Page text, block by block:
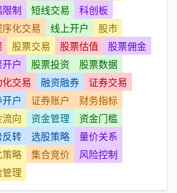
制 短线交易
科创板
序化交易 线上开户
股市
股票交易 股票估值
股票佣金
户 股票投资
股票数据
化交易 融资融券
证券交易
户 证券账户
财务指标
流向 资金管理
资金门槛
反转 选股策略
量价关系
策略 集合竞价
风险控制
管理